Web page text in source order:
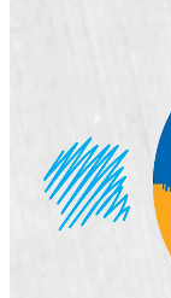
La
Ypané,
innovaciones
El fin fue